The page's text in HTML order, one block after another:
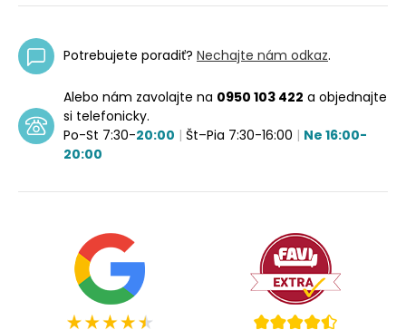
Potrebujete poradiť? Nechajte nám odkaz.
Alebo nám zavolajte na 0950 103 422 a objednajte
si telefonicky.
Po-St 7:30-20:00 | Št–Pia 7:30-16:00 | Ne 16:00-
20:00